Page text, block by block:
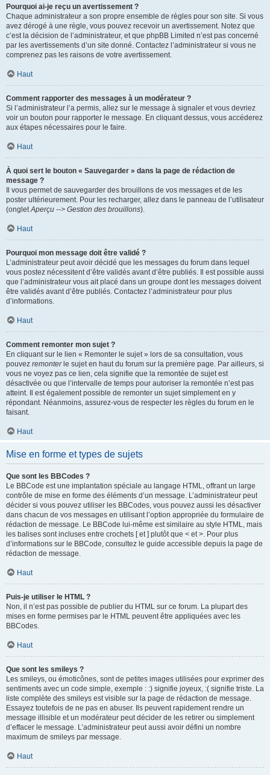
Pourquoi ai-je reçu un avertissement ?
Chaque administrateur a son propre ensemble de règles pour son site. Si vous
avez dérogé à une règle, vous pouvez recevoir un avertissement. Notez que
c’est la décision de l’administrateur, et que phpBB Limited n’est pas concerné
par les avertissements d’un site donné. Contactez l’administrateur si vous ne
comprenez pas les raisons de votre avertissement.
Haut
Comment rapporter des messages à un modérateur ?
Si l’administrateur l’a permis, allez sur le message à signaler et vous devriez
voir un bouton pour rapporter le message. En cliquant dessus, vous accéderez
aux étapes nécessaires pour le faire.
Haut
À quoi sert le bouton « Sauvegarder » dans la page de rédaction de
message ?
Il vous permet de sauvegarder des brouillons de vos messages et de les
poster ultérieurement. Pour les recharger, allez dans le panneau de l’utilisateur
(ongletAperçu --> Gestion des brouillons).
Haut
Pourquoi mon message doit être validé ?
L’administrateur peut avoir décidé que les messages du forum dans lequel
vous postez nécessitent d’être validés avant d’être publiés. Il est possible aussi
que l’administrateur vous ait placé dans un groupe dont les messages doivent
être validés avant d’être publiés. Contactez l’administrateur pour plus
d’informations.
Haut
Comment remonter mon sujet ?
En cliquant sur le lien « Remonter le sujet » lors de sa consultation, vous
pouvez remonterle sujet en haut du forum sur la première page. Par ailleurs, si
vous ne voyez pas ce lien, cela signifie que la remontée de sujet est
désactivée ou que l’intervalle de temps pour autoriser la remontée n’est pas
atteint. Il est également possible de remonter un sujet simplement en y
répondant. Néanmoins, assurez-vous de respecter les règles du forum en le
faisant.
Haut
Mise en forme et types de sujets
Que sont les BBCodes ?
Le BBCode est une implantation spéciale au langage HTML, offrant un large
contrôle de mise en forme des éléments d’un message. L’administrateur peut
décider si vous pouvez utiliser les BBCodes, vous pouvez aussi les désactiver
dans chacun de vos messages en utilisant l’option appropriée du formulaire de
rédaction de message. Le BBCode lui-même est similaire au style HTML, mais
les balises sont incluses entre crochets [ et ] plutôt que < et >. Pour plus
d’informations sur le BBCode, consultez le guide accessible depuis la page de
rédaction de message.
Haut
Puis-je utiliser le HTML ?
Non, il n’est pas possible de publier du HTML sur ce forum. La plupart des
mises en forme permises par le HTML peuvent être appliquées avec les
BBCodes.
Haut
Que sont les smileys ?
Les smileys, ou émoticônes, sont de petites images utilisées pour exprimer des
sentiments avec un code simple, exemple : :) signifie joyeux, :( signifie triste. La
liste complète des smileys est visible sur la page de rédaction de message.
Essayez toutefois de ne pas en abuser. Ils peuvent rapidement rendre un
message illisible et un modérateur peut décider de les retirer ou simplement
d’effacer le message. L’administrateur peut aussi avoir défini un nombre
maximum de smileys par message.
Haut